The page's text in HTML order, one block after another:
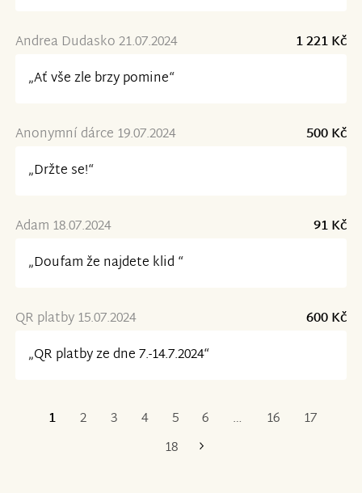
Andrea Dudasko 21.07.2024
1 221 Kč
„Ať vše zle brzy pomine“
Anonymní dárce 19.07.2024
500 Kč
„Držte se!“
Adam 18.07.2024
91 Kč
„Doufam že najdete klid “
QR platby 15.07.2024
600 Kč
„QR platby ze dne 7.-14.7.2024“
1 2 3 4 5 6 … 16
17
18
Poslední